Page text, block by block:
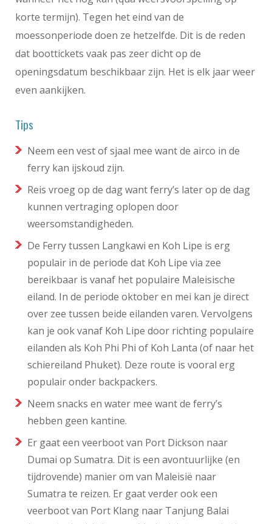
korte termijn). Tegen het eind van de
moessonperiode doen ze hetzelfde. Dit is de reden
dat boottickets vaak pas zeer dicht op de
openingsdatum beschikbaar zijn. Het is elk jaar weer
even aankijken.
Tips
Neem een vest of sjaal mee want de airco in de
ferry kan ijskoud zijn.
Reis vroeg op de dag want ferry’s later op de dag
kunnen vertraging oplopen door
weersomstandigheden.
De Ferry tussen Langkawi en Koh Lipe is erg
populair in de periode dat Koh Lipe via zee
bereikbaar is vanaf het populaire Maleisische
eiland. In de periode oktober en mei kan je direct
over zee tussen beide eilanden varen. Vervolgens
kan je ook vanaf Koh Lipe door richting populaire
eilanden als Koh Phi Phi of Koh Lanta (of naar het
schiereiland Phuket). Deze route is vooral erg
populair onder backpackers.
Neem snacks en water mee want de ferry’s
hebben geen kantine.
Er gaat een veerboot van Port Dickson naar
Dumai op Sumatra. Dit is een avontuurlijke (en
tijdrovende) manier om van Maleisië naar
Sumatra te reizen. Er gaat verder ook een
veerboot van Port Klang naar Tanjung Balai